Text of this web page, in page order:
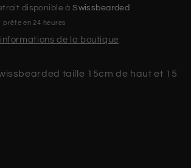
disponible àSwissbearded
prête en 24 heures
de la boutique
taille 15cm de haut et 15